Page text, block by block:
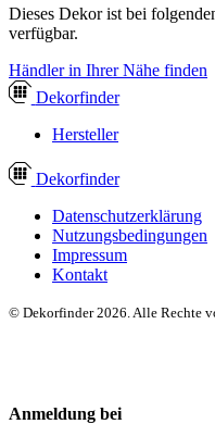
Dieses Dekor ist bei
verfügbar.
Händler in Ihrer Nähe finden
Dekorfinder
Hersteller
Dekorfinder
Datenschutzerklärung
Nutzungsbedingungen
Impressum
Kontakt
© Dekorfinder 2026. Alle Rechte
Anmeldung bei